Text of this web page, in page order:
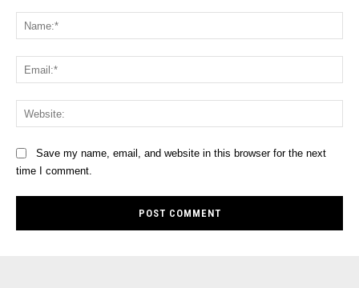
Save my name, email, and website in this browser for the next
time I comment.